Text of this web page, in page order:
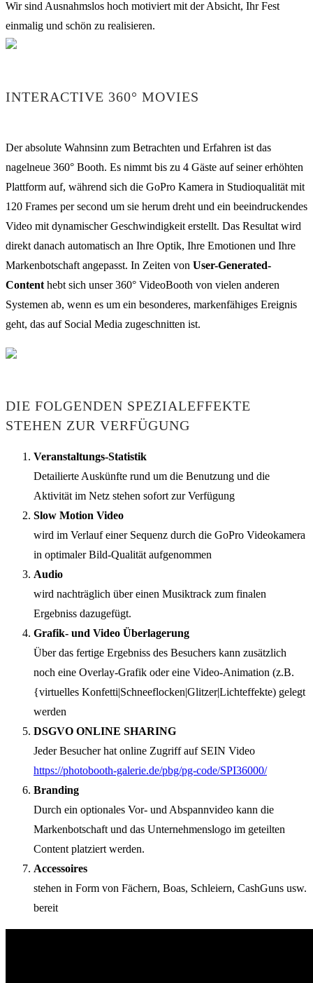
Wir sind Ausnahmslos hoch motiviert mit der Absicht, Ihr Fest
einmalig und schön zu realisieren.
INTERACTIVE 360° MOVIES
Der absolute Wahnsinn zum Betrachten und Erfahren ist das
nagelneue 360° Booth. Es nimmt bis zu 4 Gäste auf seiner erhöhten
Plattform auf, während sich die GoPro Kamera in Studioqualität mit
120 Frames per second um sie herum dreht und ein beeindruckendes
Video mit dynamischer Geschwindigkeit erstellt. Das Resultat wird
direkt danach automatisch an Ihre Optik, Ihre Emotionen und Ihre
Markenbotschaft angepasst. In Zeiten von User-Generated-
Content hebt sich unser 360° VideoBooth von vielen anderen
Systemen ab, wenn es um ein besonderes, markenfähiges Ereignis
geht, das auf Social Media zugeschnitten ist.
DIE FOLGENDEN SPEZIALEFFEKTE
STEHEN ZUR VERFÜGUNG
Veranstaltungs-Statistik
Detailierte Auskünfte rund um die Benutzung und die
Aktivität im Netz stehen sofort zur Verfügung
Slow Motion Video
wird im Verlauf einer Sequenz durch die GoPro Videokamera
in optimaler Bild-Qualität aufgenommen
Audio
wird nachträglich über einen Musiktrack zum finalen
Ergebniss dazugefügt.
Grafik- und Video Überlagerung
Über das fertige Ergebniss des Besuchers kann zusätzlich
noch eine Overlay-Grafik oder eine Video-Animation (z.B.
{virtuelles Konfetti|Schneeflocken|Glitzer|Lichteffekte) gelegt
werden
DSGVO ONLINE SHARING
Jeder Besucher hat online Zugriff auf SEIN Video
https://photobooth-galerie.de/pbg/pg-code/SPI36000/
Branding
Durch ein optionales Vor- und Abspannvideo kann die
Markenbotschaft und das Unternehmenslogo im geteilten
Content platziert werden.
Accessoires
stehen in Form von Fächern, Boas, Schleiern, CashGuns usw.
bereit